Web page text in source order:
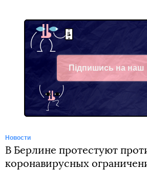
Підпишись на наш
Telegram
Новости
В Берлине протестуют
коронавирусных